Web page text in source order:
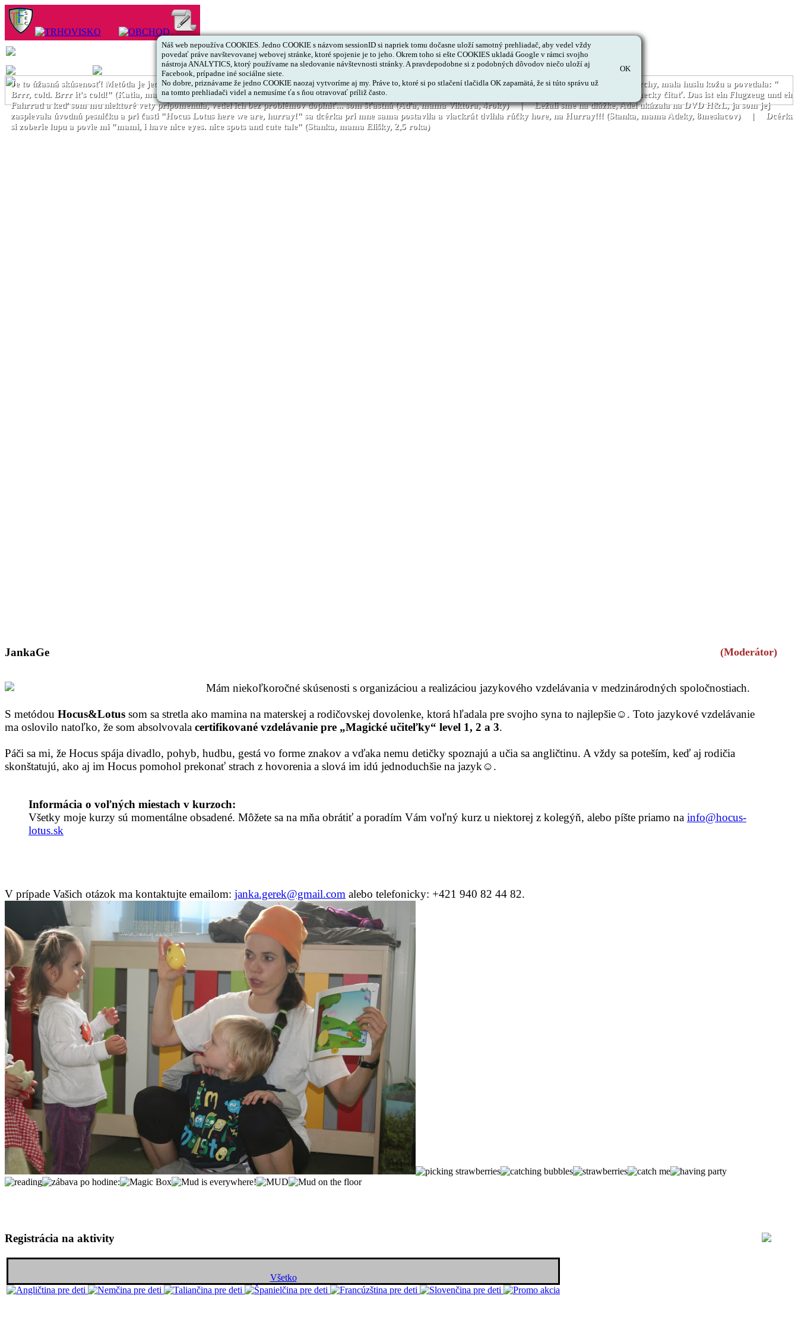
Náš web nepoužíva COOKIES. Jedno COOKIE s názvom sessionID si napriek tomu dočasne uloží samotný prehliadač, aby vedel vždy
povedať práve navštevovanej webovej stránke, ktoré spojenie je to jeho. Okrem toho si ešte COOKIES ukladá Google v rámci svojho
nástroja ANALYTICS, ktorý používame na sledovanie návštevnosti stránky. A pravdepodobne si z podobných dôvodov niečo uloží aj
Facebook, prípadne iné sociálne siete.
No dobre, priznávame že jedno COOKIE naozaj vytvoríme aj my. Práve to, ktoré si po stlačení tlačidla OK zapamätá, že si túto správu už
na tomto prehliadači videl a nemusíme ťa s ňou otravovať príliž často.
OK
Je to úžasná skúsenosť! Metóda je jednoduchá, kreatívna a efektívna. Už od začiatku dcéra používala angličtinu v každodennej reči. Jedného dňa, keď vyšla zo sprchy, mala husiu kožu a povedala: "
Brrr, cold. Brrr it's cold!" (Katia, mama Denisy, 4 roky) | Veľmi milo ma prekvapil syn, keď si rozbaľoval na Vianoce červený dinobook a začal hneď po nemecky čítať. Das ist ein Flugzeug und ein
Fahrrad a keď som mu niektoré vety pripomenula, vedel ich bez problémov doplniť... som šťastná (Aďa, mama Viktora, 4roky) | Ležali sme na dlážke, Adel ukázala na DVD H&L, ja som jej
zaspievala úvodnú pesničku a pri časti "Hocus Lotus here we are, hurray!" sa dcérka pri mne sama postavila a viackrát dvihla rúčky hore, na Hurray!!! (Stanka, mama Adeky, 8mesiacov) | Dcérka
si zoberie lupu a povie mi "mami, i have nice eyes. nice spots and cute tale" (Stanka, mama Elišky, 2,5 roka)
JankaGe (Moderátor)
Mám niekoľkoročné skúsenosti s organizáciou a realizáciou jazykového vzdelávania v medzinárodných spoločnostiach.
S metódou Hocus&Lotus som sa stretla ako mamina na materskej a rodičovskej dovolenke, ktorá hľadala pre svojho syna to najlepšie☺. Toto jazykové vzdelávanie
ma oslovilo natoľko, že som absolvovala certifikované vzdelávanie pre „Magické učiteľky“ level 1, 2 a 3.
Páči sa mi, že Hocus spája divadlo, pohyb, hudbu, gestá vo forme znakov a vďaka nemu detičky spoznajú a učia sa angličtinu. A vždy sa poteším, keď aj rodičia
skonštatujú, ako aj im Hocus pomohol prekonať strach z hovorenia a slová im idú jednoduchšie na jazyk☺.
Informácia o voľných miestach v kurzoch:
Všetky moje kurzy sú momentálne obsadené. Môžete sa na mňa obrátiť a poradím Vám voľný kurz u niektorej z kolegýň, alebo píšte priamo na info@hocus-
lotus.sk
V prípade Vašich otázok ma kontaktujte emailom: janka.gerek@gmail.com alebo telefonicky: +421 940 82 44 82.
Registrácia na aktivity
Všetko